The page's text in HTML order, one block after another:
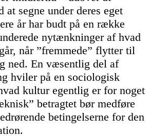
at segne under deres eget
år har budt på en række
nytænkninger af hvad
når ”fremmede” flytter til
ned. En væsentlig del af
hviler på en sociologisk
kultur egentlig er for noget
betragtet bør medføre
betingelserne for den